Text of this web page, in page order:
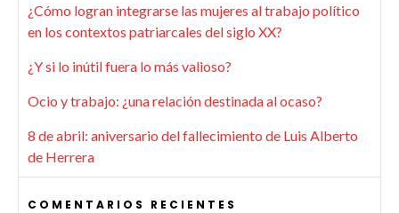
¿Cómo logran integrarse las mujeres al trabajo político
en los contextos patriarcales del siglo XX?
¿Y si lo inútil fuera lo más valioso?
Ocio y trabajo: ¿una relación destinada al ocaso?
8 de abril: aniversario del fallecimiento de Luis Alberto
de Herrera
COMENTARIOS RECIENTES